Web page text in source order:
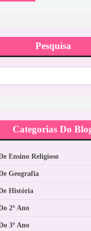
Pesquisa
Categorias Do
Ensino Religioso
Geografia
História
2º Ano
3º Ano